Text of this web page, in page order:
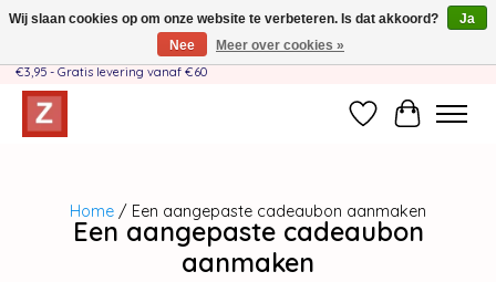
Handgemaakt door moeder-dochterteam❤️ - Verzendkosten BE & NL SLECHTS
€3,95 - Gratis levering vanaf €60
Verlanglijst
Home / Een aangepaste cadeaubon aanmaken
Een aangepaste cadeaubon
aanmaken
Wij slaan cookies op om onze website te verbeteren. Is dat akkoord?
Ja
Nee
Meer over cookies »